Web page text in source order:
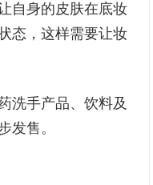
自身的皮肤在底妆
态，这样需要让妆
洗手产品、饮料及
发售。